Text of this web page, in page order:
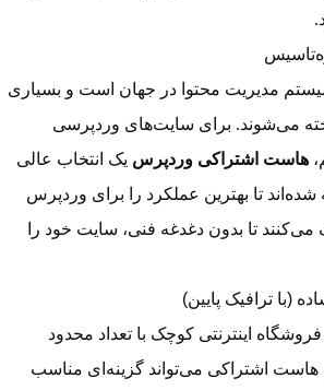
مدیریت محتوا در جهان است و بسیاری
می‌شوند. برای سایت‌های وردپرسی
هاست اشتراکی وردپرس یک انتخاب عالی
تا بهترین عملکرد را برای وردپرس
می‌کنند تا بدون دغدغه فنی، سایت خود را
(با ترافیک پایین)
اینترنتی کوچک با تعداد محدود
هاست اشتراکی می‌تواند گزینه‌ای مناسب